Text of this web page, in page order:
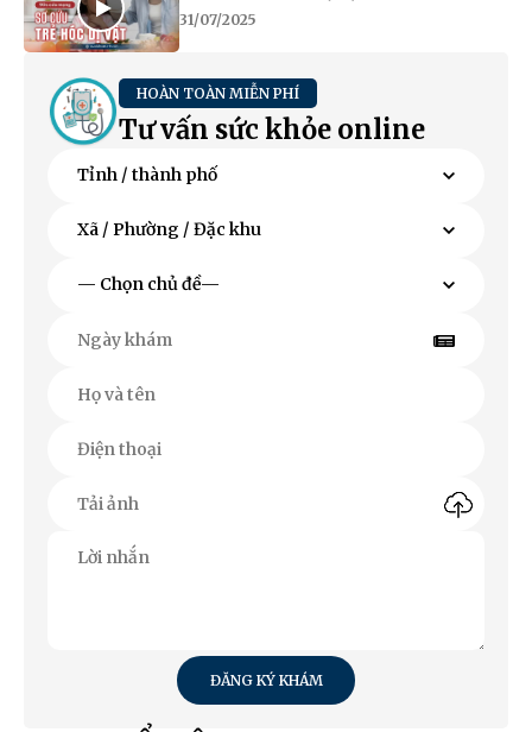
31/07/2025
HOÀN TOÀN MIỄN PHÍ
Tư vấn sức khỏe online
ĐĂNG KÝ KHÁM